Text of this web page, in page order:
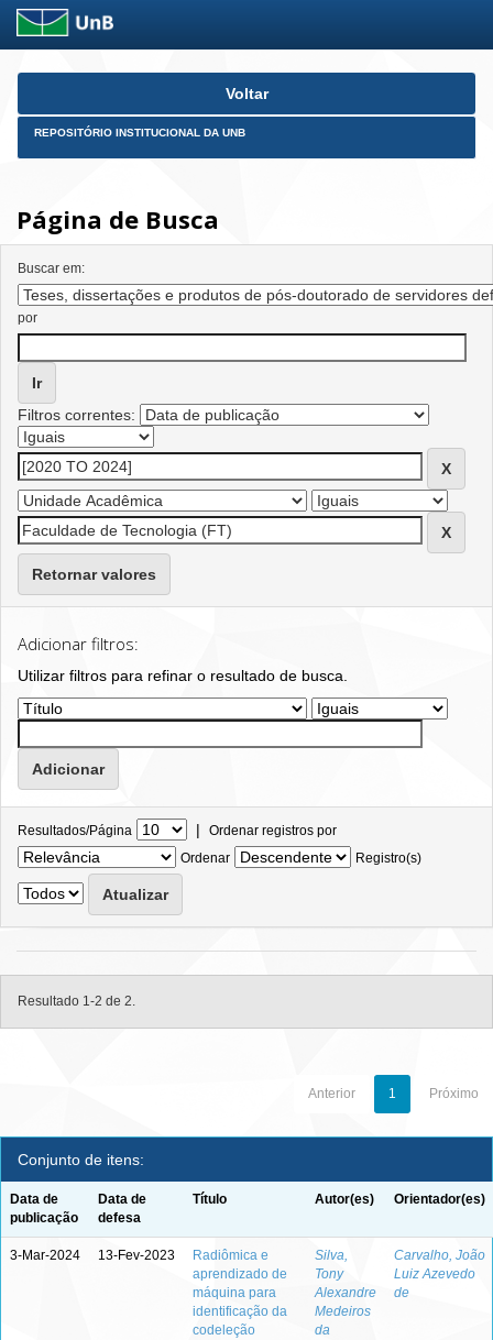
Skip
Voltar
REPOSITÓRIO INSTITUCIONAL DA UNB
Página de Busca
Buscar em:
por
Filtros correntes:
Retornar valores
Adicionar filtros:
Utilizar filtros para refinar o resultado de busca.
Resultados/Página | Ordenar registros por
Ordenar
Registro(s)
Resultado 1-2 de 2.
Anterior 1 Próximo
Conjunto de itens:
Data de
publicação
Data de
defesa
Título Autor(es) Orientador(es)
3-Mar-2024 13-Fev-2023
Radiômica e
aprendizado de
máquina para
identificação da
codeleção
Silva,
Tony
Alexandre
Medeiros
da
Carvalho, João
Luiz Azevedo
de